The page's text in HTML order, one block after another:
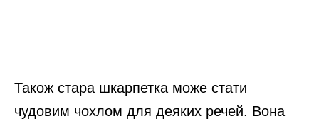
Також стара шкарпетка може стати
чудовим чохлом для деяких речей. Вона